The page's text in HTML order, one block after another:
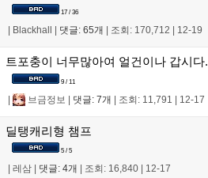
17 / 36
Blackhall 댓글: 65개 조회: 170,712 12-19
트포충이 너무많아여 얼건이나 갑시다.
9 / 11
| 브금정보 | 댓글: 7개 | 조회: 11,791 | 12-17
딜탱캐리형 챔프
5 / 5
레삼 댓글: 4개 조회: 16,840 12-17